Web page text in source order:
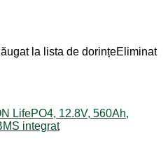
la lista de dorințeEliminat